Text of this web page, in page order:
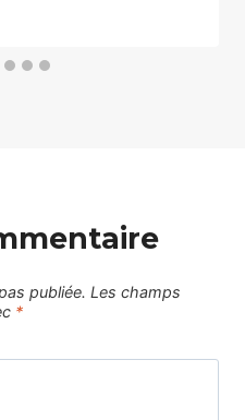
publiée. Les champs
*